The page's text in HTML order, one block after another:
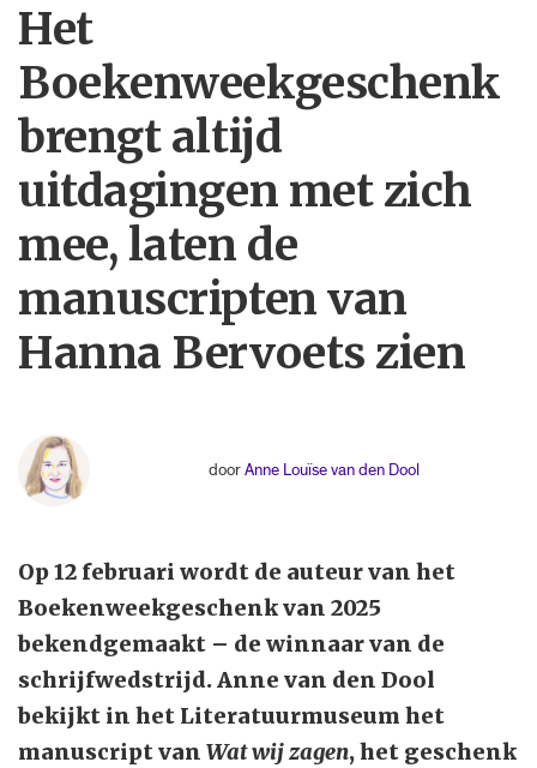
Het
Boekenweekgeschenk
brengt altijd
uitdagingen met zich
mee, laten de
manuscripten van
Hanna Bervoets zien
doorAnne Louïse van den Dool
Op 12 februari wordt de auteur van het
Boekenweekgeschenk van 2025
bekendgemaakt – de winnaar van de
schrijfwedstrijd. Anne van den Dool
bekijkt in het Literatuurmuseum het
manuscript van Wat wij zagen, het geschenk